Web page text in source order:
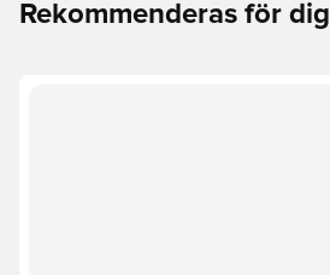
Rekommenderas för dig